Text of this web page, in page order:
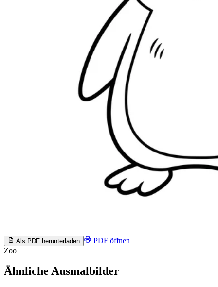
Als PDF herunterladen
PDF öffnen
Zoo
Ähnliche Ausmalbilder